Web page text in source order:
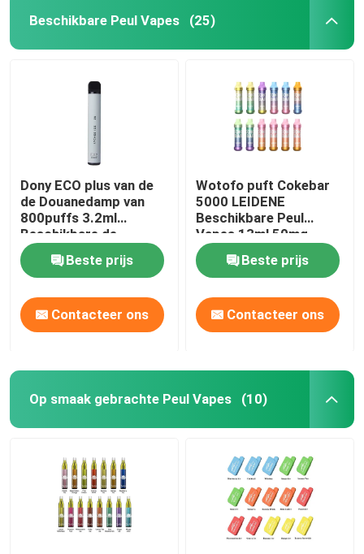
Beschikbare Peul Vapes (25)
Dony ECO plus van de
de Douanedamp van
800puffs 3.2ml
Beschikbare de
Sigaretten550mah
Batterij 15 Aroma's
Beste prijs
Contacteer ons
Wotofo puft Cokebar
5000 LEIDENE
Beschikbare Peul
Vapes 13ml 50mg
5000 Vape-Uitrusting
Beste prijs
Contacteer ons
Op smaak gebrachte Peul Vapes (10)